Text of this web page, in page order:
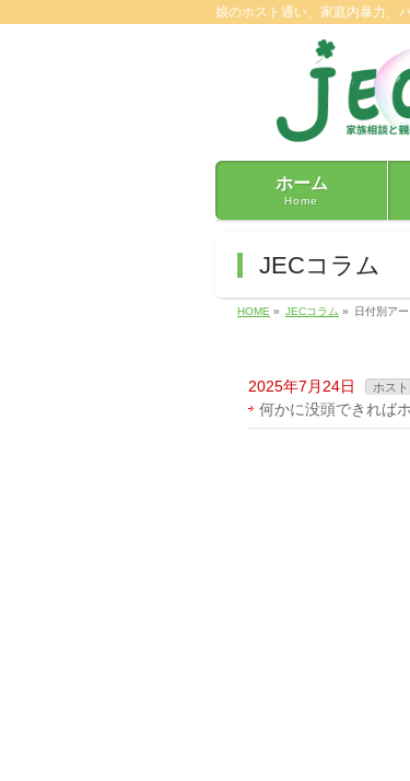
娘のホスト通い、家庭内暴力、
ホーム
Home
JECコラム
HOME » JECコラム » 日付別ア
2025年7月24日 ホスト
何かに没頭できれば